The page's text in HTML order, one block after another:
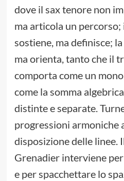
dove il sax tenore non
ma articola un
sostiene, ma definisce;
ma orienta, tanto che il
comporta come un
come la somma
distinte e separate.
progressioni armoniche
disposizione delle linee.
Grenadier interviene
e per spacchettare lo